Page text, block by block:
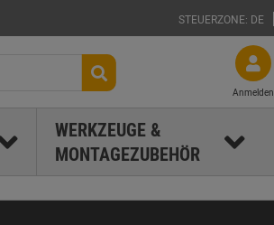
STEUERZONE: DE
Anmelden
WERKZEUGE &
MONTAGEZUBEHÖR